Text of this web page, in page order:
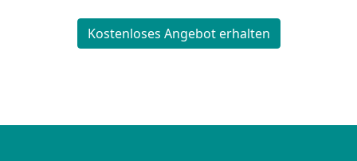
Kostenloses Angebot erhalten